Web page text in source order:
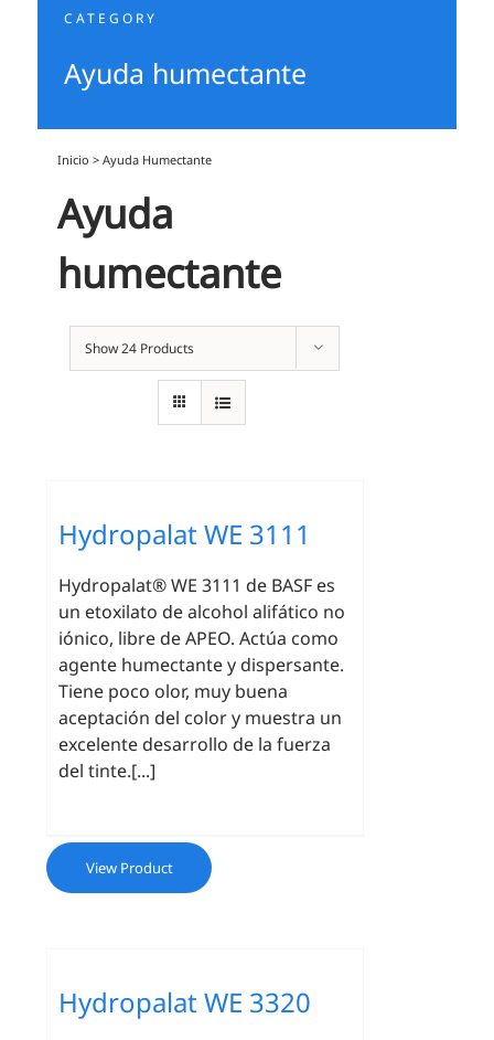
CATEGORY
Ayuda humectante
Inicio >Ayuda Humectante
Ayuda
humectante
Show24 Products
Hydropalat WE 3111
Hydropalat® WE 3111 de BASF es
un etoxilato de alcohol alifático no
iónico, libre de APEO. Actúa como
agente humectante y dispersante.
Tiene poco olor, muy buena
aceptación del color y muestra un
excelente desarrollo de la fuerza
del tinte.[...]
View Product
Hydropalat WE 3320